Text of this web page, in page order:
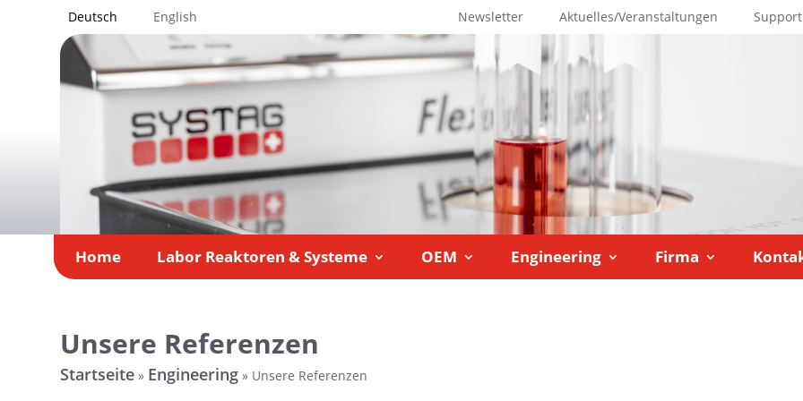
Deutsch English Newsletter Aktuelles/Veranstaltungen Support
Home Labor Reaktoren & Systeme OEM Engineering Firma
Unsere Referenzen
Startseite » Engineering » Unsere Referenzen